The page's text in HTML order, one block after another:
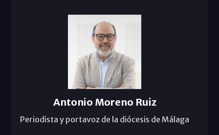
Antonio Moreno Ruiz
Periodista y portavoz de la diócesis de Málaga